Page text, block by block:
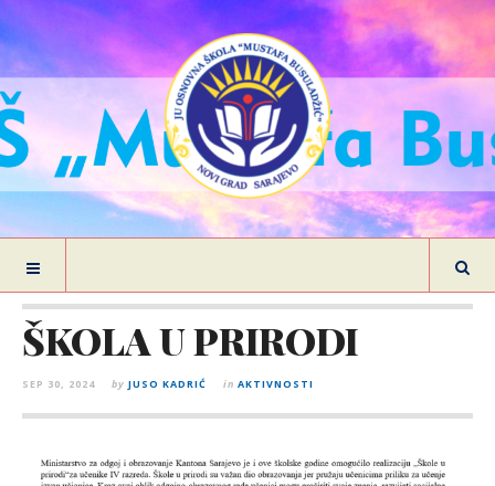
ŠKOLA U PRIRODI
SEP 30, 2024 by JUSO KADRIĆ in AKTIVNOSTI